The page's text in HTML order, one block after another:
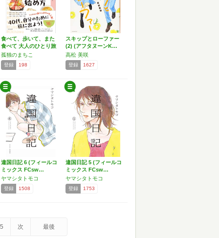
食べて、歩いて、また
食べて 大人のひとり旅
の…
孤独のまちこ
登録 198
スキップとローファー
(2) (アフタヌーンK…
高松 美咲
登録 1627
違国日記 6 (フィールコ
ミックス FCsw…
ヤマシタトモコ
登録 1508
違国日記 5 (フィールコ
ミックス FCsw…
ヤマシタトモコ
登録 1753
5 次 最後